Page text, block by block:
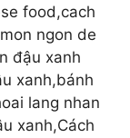
food,cach
ngon de
đậu xanh
xanh,bánh
lang nhan
xanh,Cách